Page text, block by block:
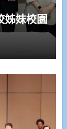
妹校園